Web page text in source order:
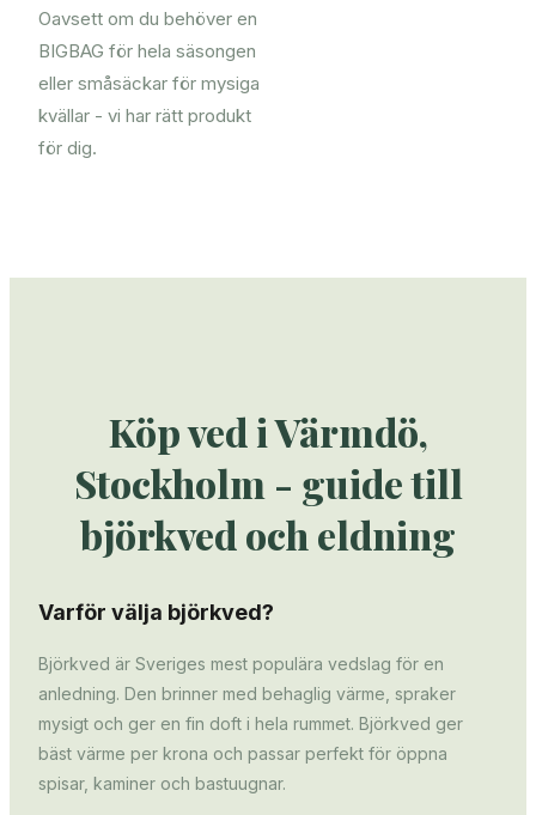
Oavsett om du behöver en
BIGBAG för hela säsongen
eller småsäckar för mysiga
kvällar - vi har rätt produkt
för dig.
Köp ved i Värmdö,
Stockholm - guide till
björkved och eldning
Varför välja björkved?
Björkved är Sveriges mest populära vedslag för en
anledning. Den brinner med behaglig värme, spraker
mysigt och ger en fin doft i hela rummet. Björkved ger
bäst värme per krona och passar perfekt för öppna
spisar, kaminer och bastuugnar.